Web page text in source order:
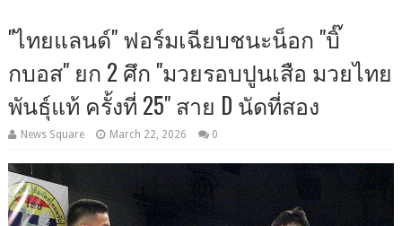
"ไทยแลนด์" ฟอร์มเฉียบชนะน็อก "บิ๊
กบอส" ยก 2 ศึก "มวยรอบปูนเสือ มวยไทย
พันธุ์แท้ ครั้งที่ 25" สาย D นัดที่สอง
News Square March 22, 2026 0